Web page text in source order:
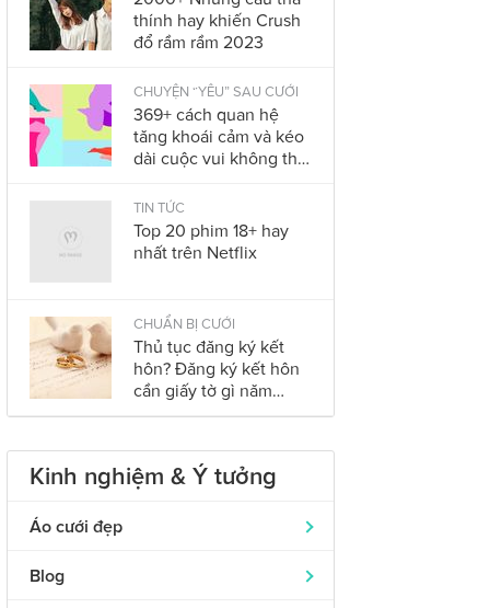
thính hay khiến Crush
đổ rầm rầm 2023
CHUYỆN “YÊU” SAU CƯỚI
369+ cách quan hệ
tăng khoái cảm và kéo
dài cuộc vui không thể
2023
TIN TỨC
Top 20 phim 18+ hay
nhất trên Netflix
CHUẨN BỊ CƯỚI
Thủ tục đăng ký kết
hôn? Đăng ký kết hôn
cần giấy tờ gì năm
2023?
Kinh nghiệm & Ý tưởng
Áo cưới đẹp
Áo dài cưới
319
Blog